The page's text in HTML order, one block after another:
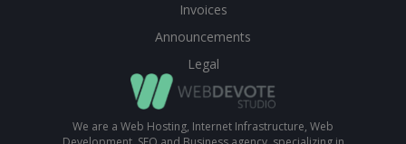
Invoices
Announcements
Legal
We are a Web Hosting, Internet Infrastructure, Web